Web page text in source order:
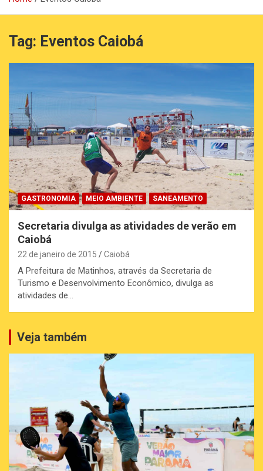
Tag: Eventos Caiobá
GASTRONOMIA MEIO AMBIENTE SANEAMENTO
Secretaria divulga as atividades de verão em
Caiobá
22 de janeiro de 2015 Caiobá
A Prefeitura de Matinhos, através da Secretaria de
Turismo e Desenvolvimento Econômico, divulga as
atividades de…
Veja também